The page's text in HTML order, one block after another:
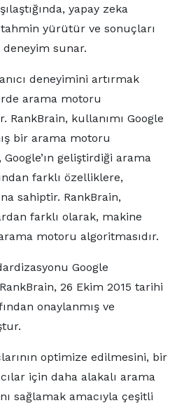
yapay zeka
yürütür ve sonuçları
sunar.
deneyimini artırmak
arama motoru
RankBrain, kullanımı Google
bir arama motoru
geliştirdiği arama
farklı özelliklere,
sahiptir. RankBrain,
farklı olarak, makine
motoru algoritmasıdır.
Google
26 Ekim 2015 tarihi
onaylanmış ve
optimize edilmesini, bir
için daha alakalı arama
sağlamak amacıyla çeşitli